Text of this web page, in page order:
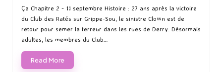
by
in
Ça Chapitre 2 - 11 septembre Histoire : 27 ans après la victoire
du Club des Ratés sur Grippe-Sou, le sinistre Clown est de
retour pour semer la terreur dans les rues de Derry. Désormais
adultes, les membres du Club…
Read More